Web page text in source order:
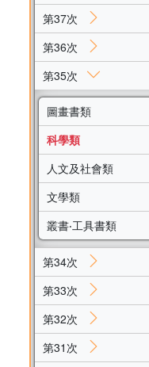
第37次
第36次
第35次
圖畫書類
科學類
人文及社會類
文學類
叢書‧工具書類
第34次
第33次
第32次
第31次